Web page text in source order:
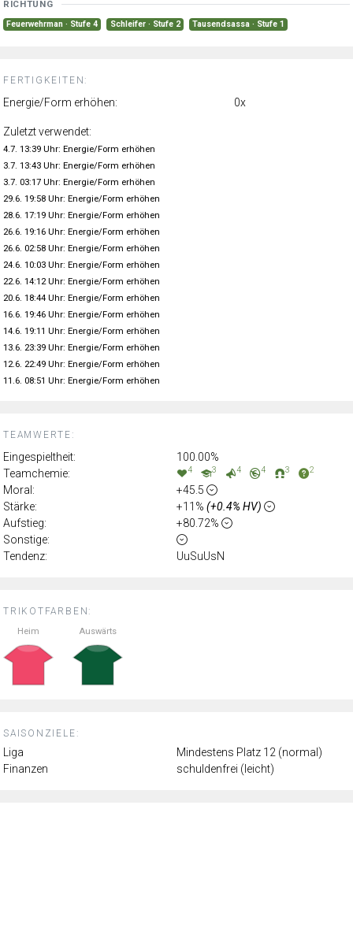
TRIKOTFARBEN:
Heim Auswärts
SAISONZIELE:
Liga
Mindestens Platz 12 (normal)
Finanzen
schuldenfrei (leicht)
TEAMWERTE:
Eingespieltheit:
100.00%
Teamchemie:
4 3 4 4 3 2
Moral:
+45.5
Stärke:
+11% (+0.4% HV)
Aufstieg:
+80.72%
Sonstige:
Tendenz:
UuSuUsN
RICHTUNG
Feuerwehrman · Stufe 4 Schleifer · Stufe 2 Tausendsassa · Stufe 1
FERTIGKEITEN:
Energie/Form erhöhen: 0x
Zuletzt verwendet:
4.7. 13:39 Uhr: Energie/Form erhöhen
3.7. 13:43 Uhr: Energie/Form erhöhen
3.7. 03:17 Uhr: Energie/Form erhöhen
29.6. 19:58 Uhr: Energie/Form erhöhen
28.6. 17:19 Uhr: Energie/Form erhöhen
26.6. 19:16 Uhr: Energie/Form erhöhen
26.6. 02:58 Uhr: Energie/Form erhöhen
24.6. 10:03 Uhr: Energie/Form erhöhen
22.6. 14:12 Uhr: Energie/Form erhöhen
20.6. 18:44 Uhr: Energie/Form erhöhen
16.6. 19:46 Uhr: Energie/Form erhöhen
14.6. 19:11 Uhr: Energie/Form erhöhen
13.6. 23:39 Uhr: Energie/Form erhöhen
12.6. 22:49 Uhr: Energie/Form erhöhen
11.6. 08:51 Uhr: Energie/Form erhöhen